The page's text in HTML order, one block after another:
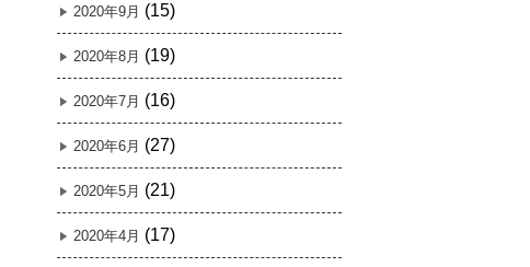
2020年9月 (15)
2020年8月 (19)
2020年7月 (16)
2020年6月 (27)
2020年5月 (21)
2020年4月 (17)